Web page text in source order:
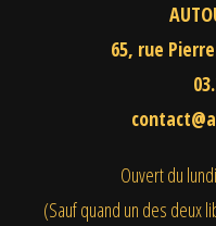
65, rue
Ouvert du
(Sauf quand un des deux